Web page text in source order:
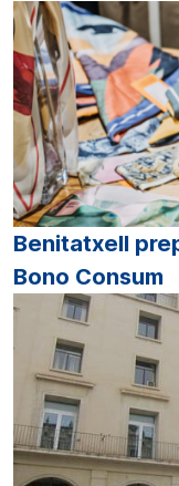
Benitatxell
Bono Consum